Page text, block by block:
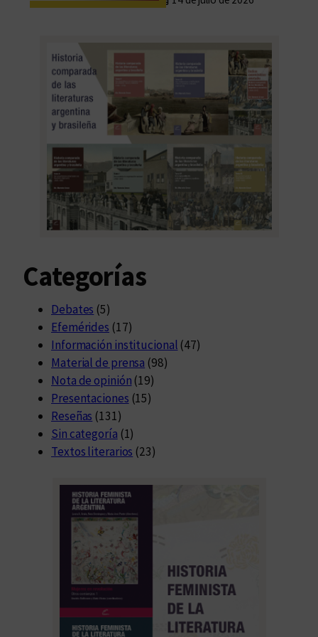
Categorías
Debates (5)
Efemérides (17)
Información institucional (47)
Material de prensa (98)
Nota de opinión (19)
Presentaciones (15)
Reseñas (131)
Sin categoría (1)
Textos literarios (23)